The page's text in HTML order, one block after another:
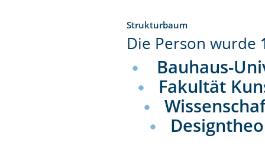
Strukturbaum
Die Person wurde
Bauhaus-
Fakultät